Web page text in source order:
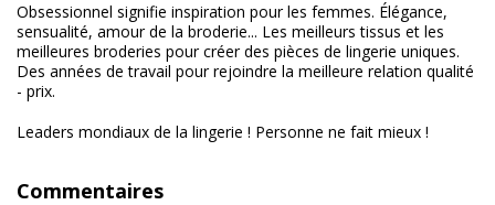
Obsessionnel signifie inspiration pour les femmes. Élégance,
sensualité, amour de la broderie... Les meilleurs tissus et les
meilleures broderies pour créer des pièces de lingerie uniques.
Des années de travail pour rejoindre la meilleure relation qualité
- prix.
Leaders mondiaux de la lingerie ! Personne ne fait mieux !
Commentaires